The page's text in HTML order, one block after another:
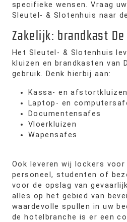
specifieke wensen. Vraag
Sleutel- & Slotenhuis naar
Zakelijk: brandkast
Het Sleutel- & Slotenhuis
kluizen en brandkasten van
gebruik. Denk hierbij aan:
Kassa- en afstortkluizen
Laptop- en
Documentensafes
Vloerkluizen
Wapensafes
Ook leveren wij lockers voor
personeel, studenten of
voor de opslag van
alles op het gebied van
waardevolle spullen in uw
de hotelbranche is er een